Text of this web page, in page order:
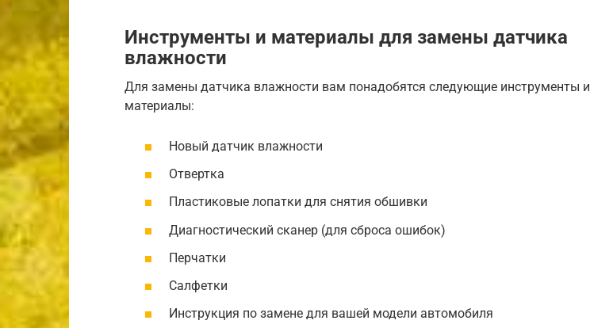
Инструменты и материалы для замены датчика
влажности
Для замены датчика влажности вам понадобятся следующие инструменты и
материалы:
Новый датчик влажности
Отвертка
Пластиковые лопатки для снятия обшивки
Диагностический сканер (для сброса ошибок)
Перчатки
Салфетки
Инструкция по замене для вашей модели автомобиля